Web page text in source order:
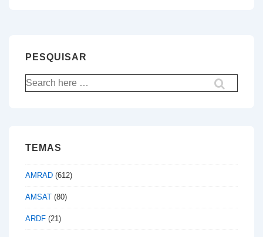
PESQUISAR
Pesquisar
por:
TEMAS
AMRAD (612)
AMSAT (80)
ARDF (21)